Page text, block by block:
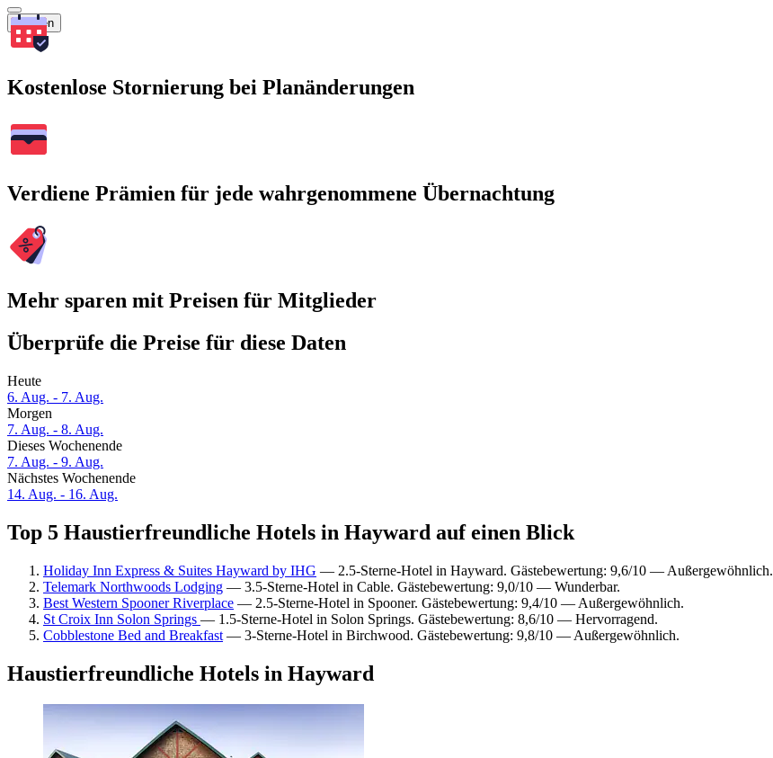
Suchen
Kostenlose Stornierung bei Planänderungen
Verdiene Prämien für jede wahrgenommene Übernachtung
Mehr sparen mit Preisen für Mitglieder
Überprüfe die Preise für diese Daten
Heute
6. Aug. - 7. Aug.
Morgen
7. Aug. - 8. Aug.
Dieses Wochenende
7. Aug. - 9. Aug.
Nächstes Wochenende
14. Aug. - 16. Aug.
Top 5 Haustierfreundliche Hotels in Hayward auf einen Blick
Holiday Inn Express & Suites Hayward by IHG — 2.5-Sterne-Hotel in Hayward. Gästebewertung: 9,6/10 — Außergewöhnlich.
Telemark Northwoods Lodging — 3.5-Sterne-Hotel in Cable. Gästebewertung: 9,0/10 — Wunderbar.
Best Western Spooner Riverplace — 2.5-Sterne-Hotel in Spooner. Gästebewertung: 9,4/10 — Außergewöhnlich.
St Croix Inn Solon Springs — 1.5-Sterne-Hotel in Solon Springs. Gästebewertung: 8,6/10 — Hervorragend.
Cobblestone Bed and Breakfast — 3-Sterne-Hotel in Birchwood. Gästebewertung: 9,8/10 — Außergewöhnlich.
Haustierfreundliche Hotels in Hayward